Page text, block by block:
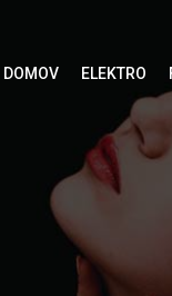
DOMOV ELEKTRO